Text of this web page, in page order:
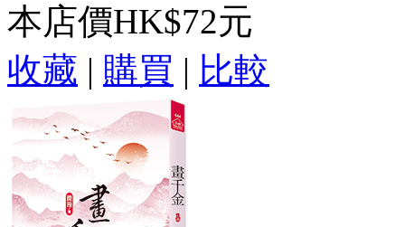
本店價HK$72元
收藏 | 購買 | 比較